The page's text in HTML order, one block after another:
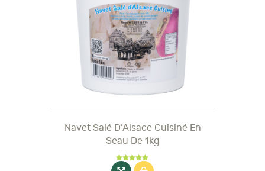
Navet Salé D’Alsace Cuisiné En
Seau De 1kg
Note